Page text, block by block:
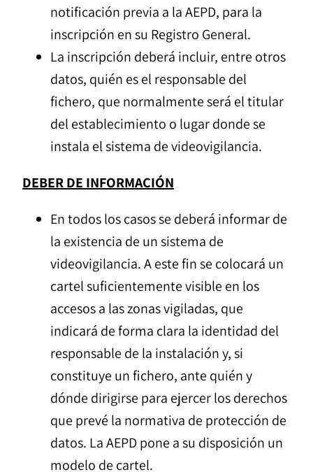
notificación previa a la AEPD, para la
inscripción en su Registro General.
La inscripción deberá incluir, entre otros
datos, quién es el responsable del
fichero, que normalmente será el titular
del establecimiento o lugar donde se
instala el sistema de videovigilancia.
DEBER DE INFORMACIÓN
En todos los casos se deberá informar de
la existencia de un sistema de
videovigilancia. A este fin se colocará un
cartel suficientemente visible en los
accesos a las zonas vigiladas, que
indicará de forma clara la identidad del
responsable de la instalación y, si
constituye un fichero, ante quién y
dónde dirigirse para ejercer los derechos
que prevé la normativa de protección de
datos. La AEPD pone a su disposición un
modelo de cartel.